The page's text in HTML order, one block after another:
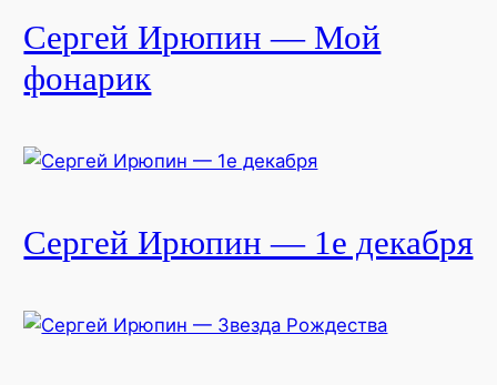
Сергей Ирюпин — Мой
фонарик
Сергей Ирюпин — 1е декабря